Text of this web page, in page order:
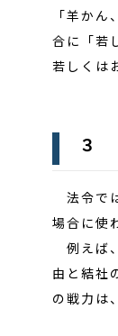
「羊か
合に「若
若しくは
３
法令で
場合に使
例えば
由と結社
の戦力は